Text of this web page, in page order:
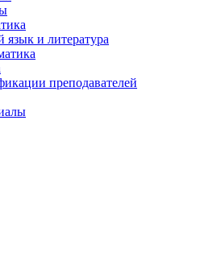
язык и литература
преподавателей